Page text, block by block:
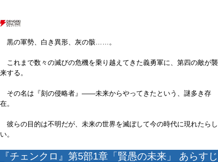
黒の軍勢、白き異形、灰の骸……。
これまで数々の滅びの危機を乗り越えてきた義勇軍に、第四の敵が襲
来する。
その名は『刻の侵略者』――未来からやってきたという、謎多き存
在。
彼らの目的は不明だが、未来の世界を滅ぼして今の時代に現れたらし
い。
『チェンクロ』第5部1章「賢愚の未来」 あらすじ